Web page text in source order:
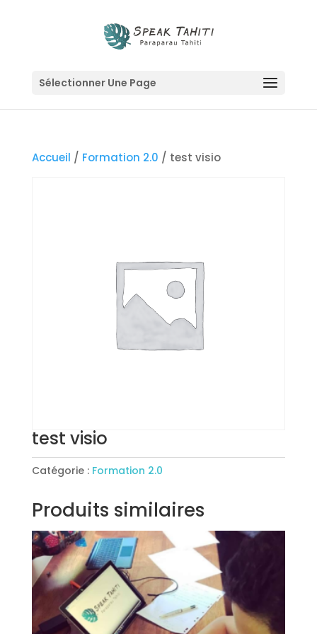
Sélectionner Une Page
Accueil / Formation 2.0 / test visio
test visio
Catégorie : Formation 2.0
Produits similaires